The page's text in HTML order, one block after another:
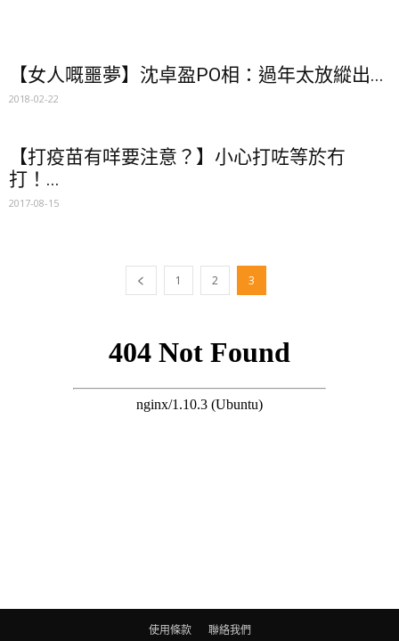
【女人嘅噩夢】沈卓盈PO相：過年太放縱出...
2018-02-22
【打疫苗有咩要注意？】小心打咗等於冇
打！...
2017-08-15
1 2 3
使用條款 聯絡我們